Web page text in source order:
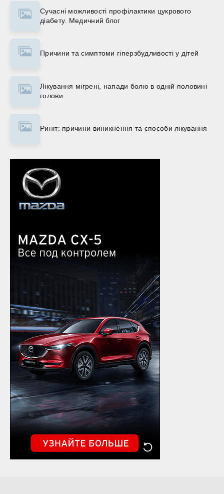
Сучасні можливості профілактики цукрового
діабету. Медичний блог
Причини та симптоми гіперзбудливості у дітей
Лікування мігрені, напади болю в одній половині
голови
Риніт: причини виникнення та способи лікування